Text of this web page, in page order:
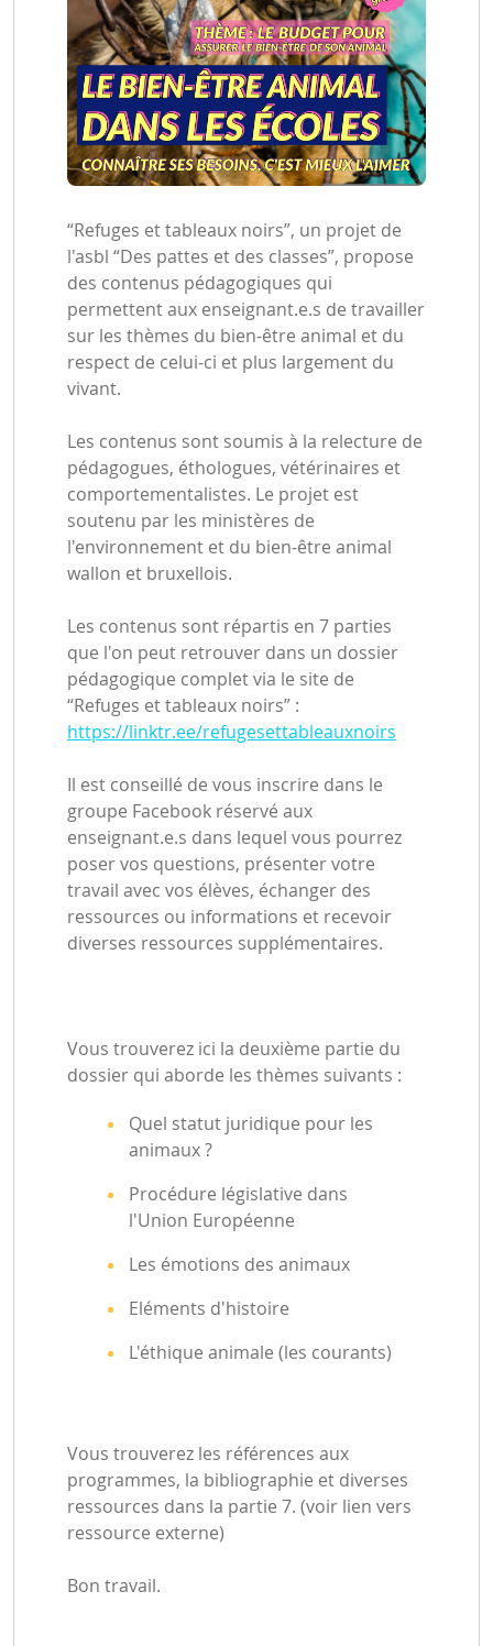
“Refuges et tableaux noirs”, un projet de
l'asbl “Des pattes et des classes”, propose
des contenus pédagogiques qui
permettent aux enseignant.e.s de travailler
sur les thèmes du bien-être animal et du
respect de celui-ci et plus largement du
vivant.
Les contenus sont soumis à la relecture de
pédagogues, éthologues, vétérinaires et
comportementalistes. Le projet est
soutenu par les ministères de
l'environnement et du bien-être animal
wallon et bruxellois.
Les contenus sont répartis en 7 parties
que l'on peut retrouver dans un dossier
pédagogique complet via le site de
“Refuges et tableaux noirs” :
https://linktr.ee/refugesettableauxnoirs
Il est conseillé de vous inscrire dans le
groupe Facebook réservé aux
enseignant.e.s dans lequel vous pourrez
poser vos questions, présenter votre
travail avec vos élèves, échanger des
ressources ou informations et recevoir
diverses ressources supplémentaires.
Vous trouverez ici la deuxième partie du
dossier qui aborde les thèmes suivants :
Quel statut juridique pour les
animaux ?
Procédure législative dans
l'Union Européenne
Les émotions des animaux
Eléments d'histoire
L'éthique animale (les courants)
Vous trouverez les références aux
programmes, la bibliographie et diverses
ressources dans la partie 7. (voir lien vers
ressource externe)
Bon travail.